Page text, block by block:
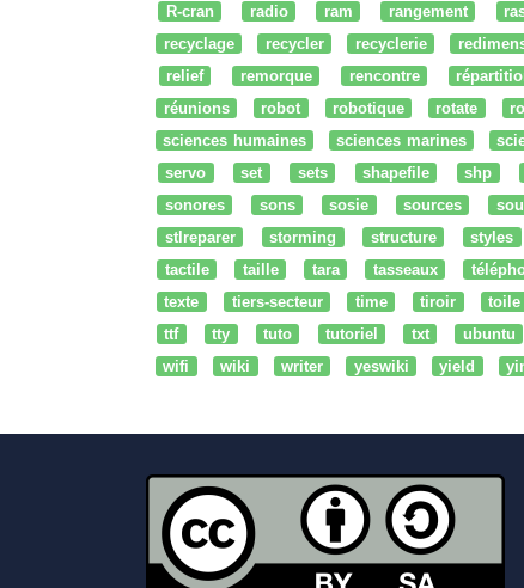
R-cran
radio ram rangement
recyclage
recycler recyclerie
relief
remorque rencontre
réunions
robot robotique rotate
sciences humaines
sciences marines
servo
set sets shapefile shp
sonores
sons sosie sources
stlreparer
storming structure styles
tactile
taille tara tasseaux
texte
tiers-secteur time tiroir toile
ttf
tty tuto tutoriel txt ubuntu
wifi
wiki writer yeswiki yield